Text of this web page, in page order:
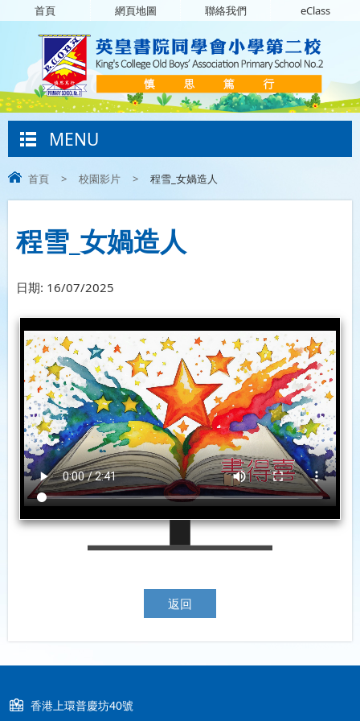
首頁 網頁地圖 聯絡我們 eClass
MENU
首頁 > 校園影片 > 程雪_女媧造人
程雪_女媧造人
日期: 16/07/2025
返回
香港上環普慶坊40號